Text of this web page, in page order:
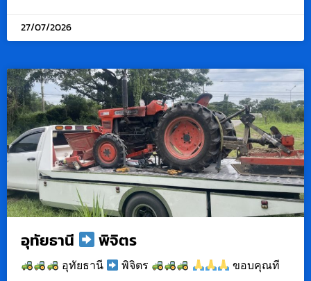
27/07/2026
อุทัยธานี พิจิตร
อุทัยธานี พิจิตร ขอบคุณที